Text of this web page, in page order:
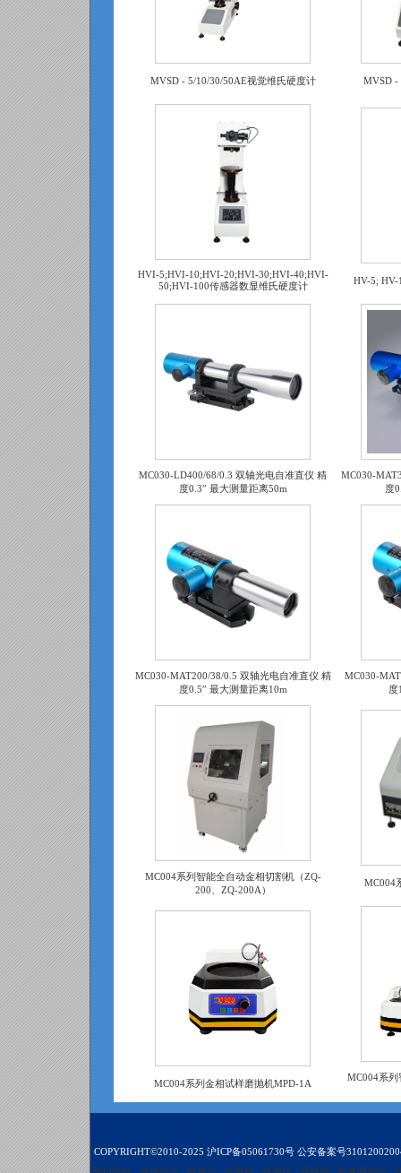
MVSD - 5/10/30/50AE视觉维氏硬度计 MVSD -
HVI-5;HVI-10;HVI-20;HVI-30;HVI-40;HVI-
50;HVI-100传感器数显维氏硬度计
HV-5; HV-
MC030-LD400/68/0.3 双轴光电自准直仪 精
度0.3″ 最大测量距离50m
MC030-
度
MC030-MAT200/38/0.5 双轴光电自准直仪 精
度0.5″ 最大测量距离10m
MC030-
度
MC004系列智能全自动金相切割机（ZQ-
200、ZQ-200A）
MC004
MC004系列金相试样磨抛机MPD-1A
MC004系
COPYRIGHT©2010-2025 沪ICP备05061730号 公安备案号